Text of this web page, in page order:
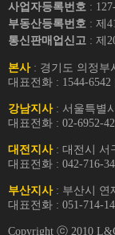
사업자등록번호 :
부동산등록번호 : 제
통신판매업신고 : 제
본사: 경기도 의정부
대표전화 : 1544-6542
강남지사: 서울특별
대표전화 : 02-6952-
대전지사: 대전시 서
대표전화 : 042-716-
부산지사: 부산시 연
대표전화 : 051-714-
Copyright ⓒ 2010